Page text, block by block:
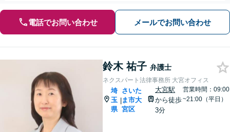
電話でお問い合わせ メールでお問い合わせ
鈴木 祐子 弁護士
ネクスパート法律事務所 大宮オフィス
埼
玉
県
|
さいた
ま市大
宮区
大宮駅
から徒歩
3分
営業時間：09:00
~21:00（平日）